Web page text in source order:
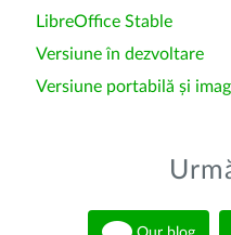
LibreOffice Stable
Versiune în dezvoltare
Versiune portabilă și